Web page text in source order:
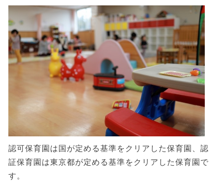
認可保育園は国が定める基準をクリアした保育園、認
証保育園は東京都が定める基準をクリアした保育園で
す。